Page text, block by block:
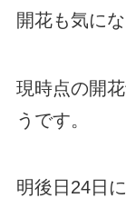
開花も気に
現時点の開
うです。
明後日24日